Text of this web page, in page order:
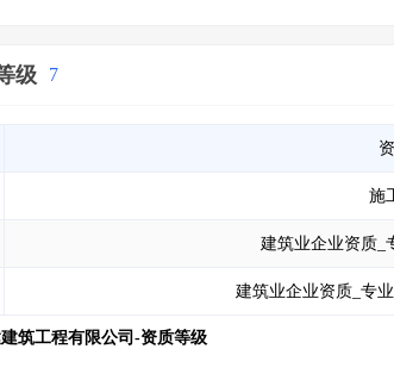
级 7
施
建筑业企业资质_
建筑业企业资质_专
筑工程有限公司-资质等级